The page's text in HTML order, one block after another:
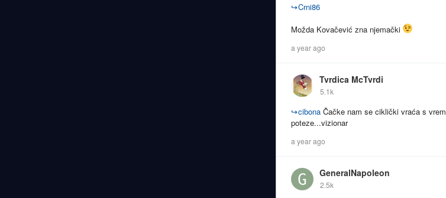
↪Crni86
Možda Kovačević zna njemački
a year ago
Tvrdica McTvrdi
5.1k
↪cibona Čačke nam se ciklički vraća s
poteze...vizionar
a year ago
GeneralNapoleon
2.5k